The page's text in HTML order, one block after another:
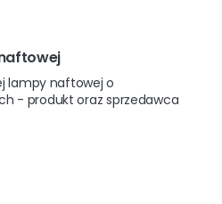
lampy naftowej o
- produkt oraz sprzedawca